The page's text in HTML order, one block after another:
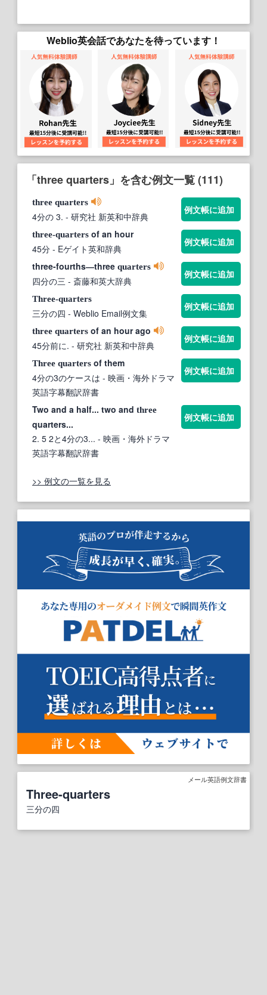
Weblio英会話であなたを待っています！
「three quarters」を含む例文一覧 (111)
three quarters
4分の 3. - 研究社 新英和中辞典
例文帳に追加
three‐quarters of an hour
45分 - Eゲイト英和辞典
例文帳に追加
three-fourths―three quarters
四分の三 - 斎藤和英大辞典
例文帳に追加
Three-quarters
三分の四 - Weblio Email例文集
例文帳に追加
three quarters of an hour ago
45分前に. - 研究社 新英和中辞典
例文帳に追加
Three quarters of them
4分の3のケースは - 映画・海外ドラマ
英語字幕翻訳辞書
例文帳に追加
Two and a half... two and three
quarters...
2. 5 2と4分の3... - 映画・海外ドラマ
英語字幕翻訳辞書
例文帳に追加
>> 例文の一覧を見る
メール英語例文辞書
Three-quarters
三分の四